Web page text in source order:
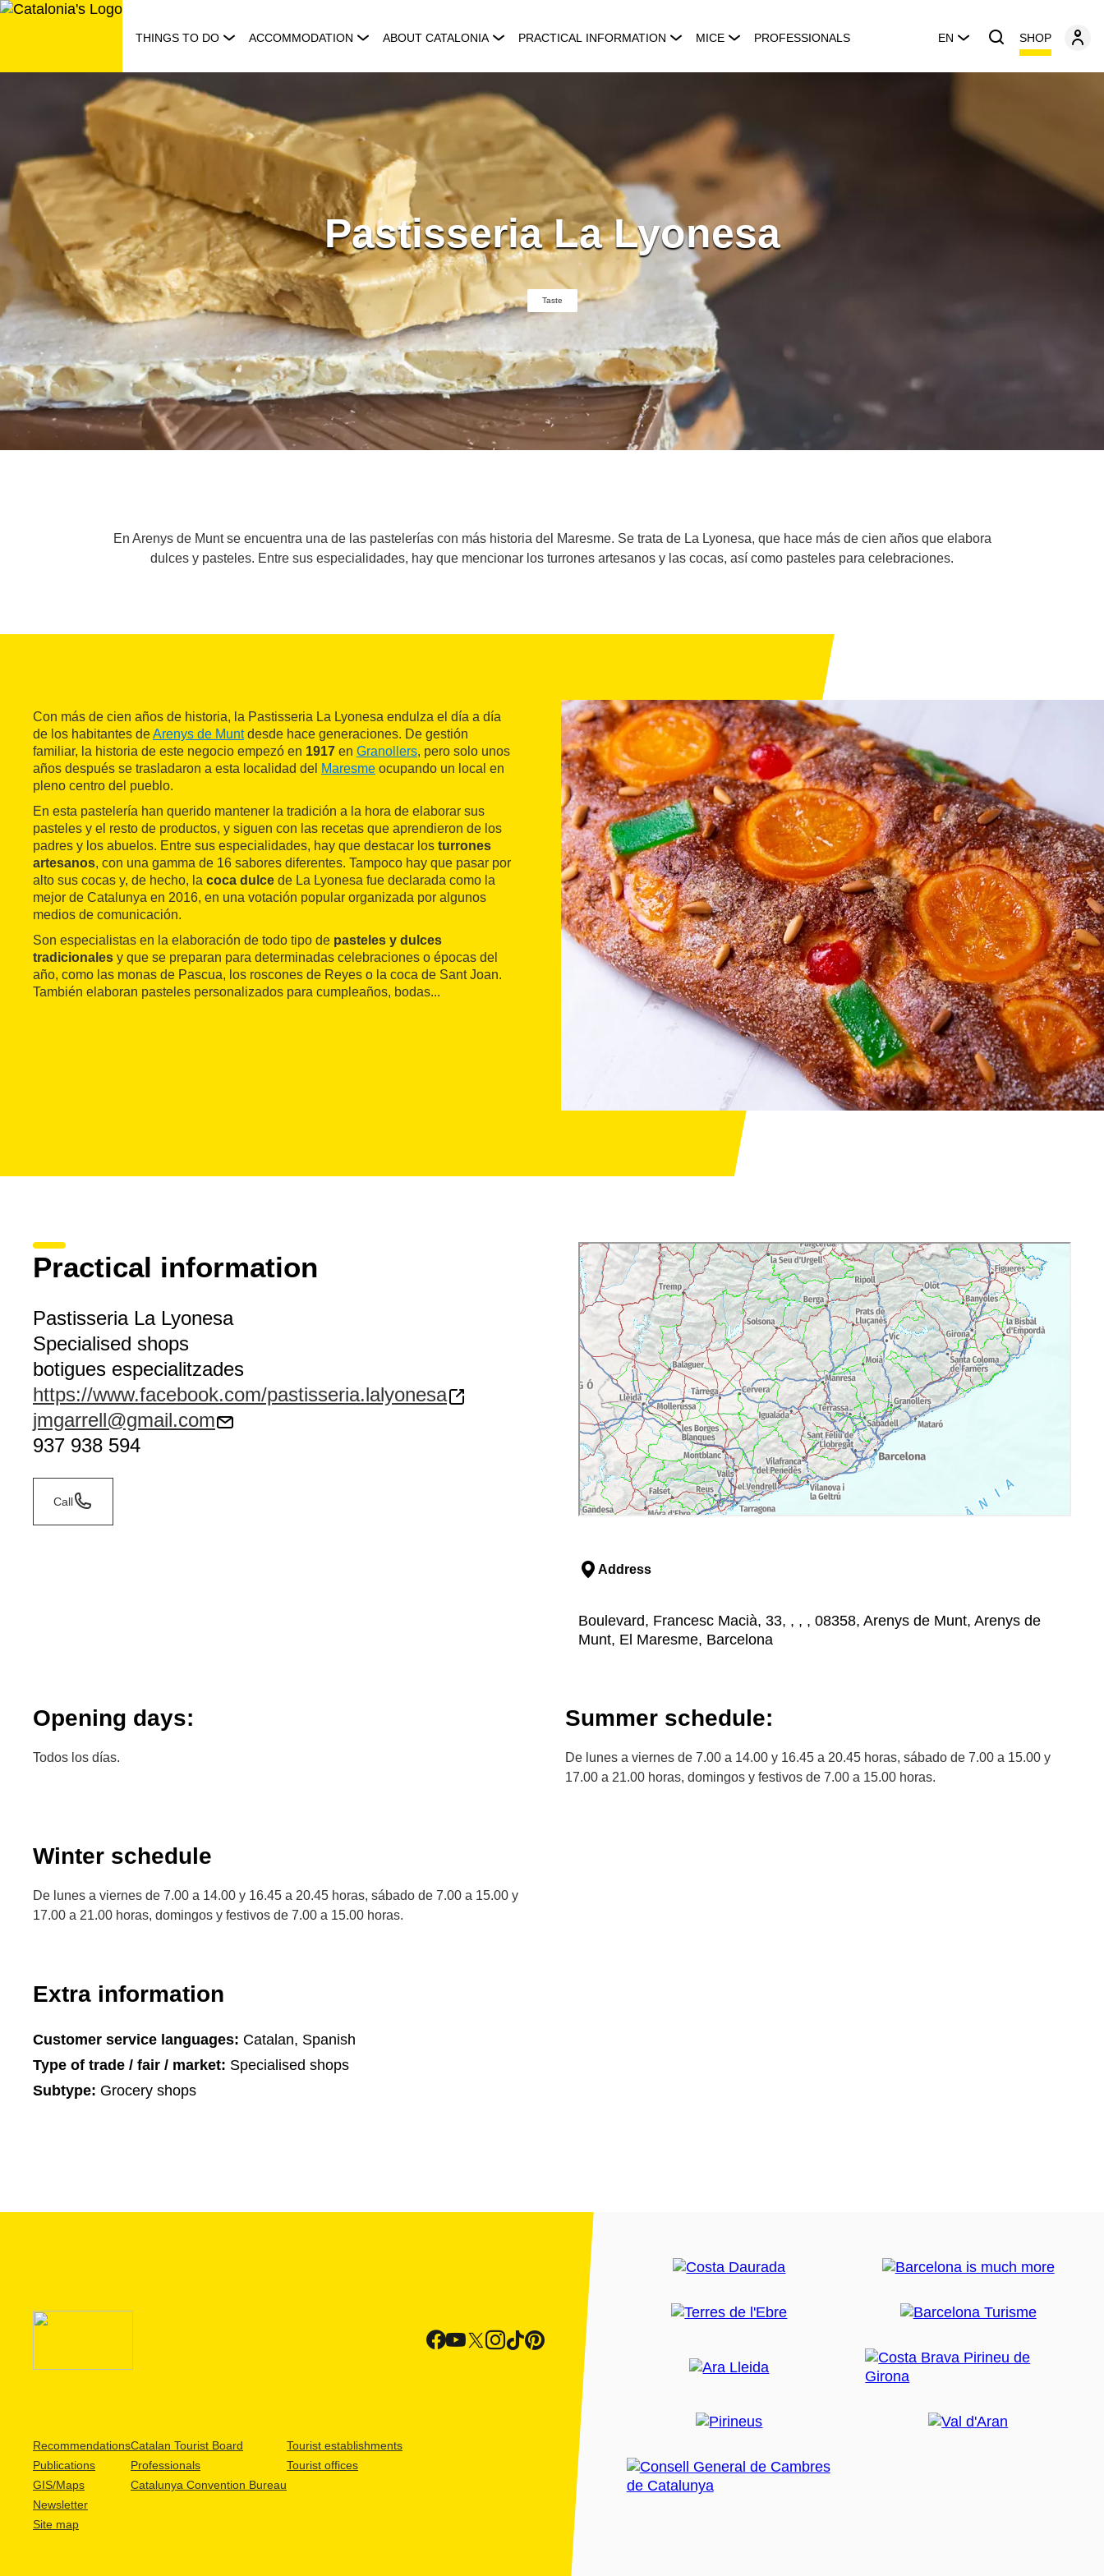
Skip
THINGS TO DO ACCOMMODATION ABOUT CATALONIA PRACTICAL INFORMATION MICE PROFESSIONALS EN SHOP
Pastisseria La Lyonesa
Taste
En Arenys de Munt se encuentra una de las pastelerías con más historia del Maresme. Se trata de La Lyonesa, que hace más de cien años que elabora
dulces y pasteles. Entre sus especialidades, hay que mencionar los turrones artesanos y las cocas, así como pasteles para celebraciones.
Con más de cien años de historia, la Pastisseria La Lyonesa endulza el día a día
de los habitantes deArenys de Muntdesde hace generaciones. De gestión
familiar, la historia de este negocio empezó en 1917 en Granollers, pero solo unos
años después se trasladaron a esta localidad del Maresme ocupando un local en
pleno centro del pueblo.
En esta pastelería han querido mantener la tradición a la hora de elaborar sus
pasteles y el resto de productos, y siguen con las recetas que aprendieron de los
padres y los abuelos. Entre sus especialidades, hay que destacar los turrones
artesanos, con una gamma de 16 sabores diferentes. Tampoco hay que pasar por
alto sus cocas y, de hecho, la coca dulce de La Lyonesa fue declarada como la
mejor de Catalunya en 2016, en una votación popular organizada por algunos
medios de comunicación.
Son especialistas en la elaboración de todo tipo de pasteles y dulces
tradicionales y que se preparan para determinadas celebraciones o épocas del
año, como las monas de Pascua, los roscones de Reyes o la coca de Sant Joan.
También elaboran pasteles personalizados para cumpleaños, bodas...
Practical information
Pastisseria La Lyonesa
Specialised shops
botigues especialitzades
https://www.facebook.com/pastisseria.lalyonesa
jmgarrell@gmail.com
937 938 594
Call
Address
Boulevard, Francesc Macià, 33, , , , 08358, Arenys de Munt, Arenys de
Munt, El Maresme, Barcelona
Opening days:
Todos los días.
Summer schedule:
De lunes a viernes de 7.00 a 14.00 y 16.45 a 20.45 horas, sábado de 7.00 a 15.00 y
17.00 a 21.00 horas, domingos y festivos de 7.00 a 15.00 horas.
Winter schedule
De lunes a viernes de 7.00 a 14.00 y 16.45 a 20.45 horas, sábado de 7.00 a 15.00 y
17.00 a 21.00 horas, domingos y festivos de 7.00 a 15.00 horas.
Extra information
Customer service languages: Catalan, Spanish
Type of trade / fair / market: Specialised shops
Subtype: Grocery shops
Recommendations
Publications
GIS/Maps
Newsletter
Site map
Catalan Tourist Board
Professionals
Catalunya Convention Bureau
Tourist establishments
Tourist offices